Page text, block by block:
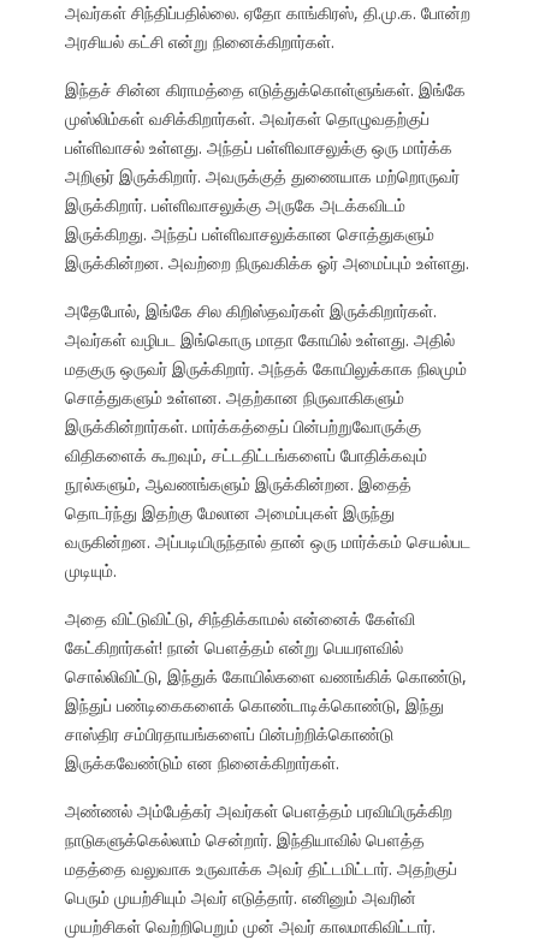
அவர்கள் சிந்திப்பதில்லை. ஏதோ காங்கிரஸ், தி.மு.க. போன்ற
அரசியல் கட்சி என்று நினைக்கிறார்கள்.
இந்தச் சின்ன கிராமத்தை எடுத்துக்கொள்ளுங்கள். இங்கே
முஸ்லிம்கள் வசிக்கிறார்கள். அவர்கள் தொழுவதற்குப்
பள்ளிவாசல் உள்ளது. அந்தப் பள்ளிவாசலுக்கு ஒரு மார்க்க
அறிஞர் இருக்கிறார். அவருக்குத் துணையாக மற்றொருவர்
இருக்கிறார். பள்ளிவாசலுக்கு அருகே அடக்கவிடம்
இருக்கிறது. அந்தப் பள்ளிவாசலுக்கான சொத்துகளும்
இருக்கின்றன. அவற்றை நிருவகிக்க ஓர் அமைப்பும் உள்ளது.
அதேபோல், இங்கே சில கிறிஸ்தவர்கள் இருக்கிறார்கள்.
அவர்கள் வழிபட இங்கொரு மாதா கோயில் உள்ளது. அதில்
மதகுரு ஒருவர் இருக்கிறார். அந்தக் கோயிலுக்காக நிலமும்
சொத்துகளும் உள்ளன. அதற்கான நிருவாகிகளும்
இருக்கின்றார்கள். மார்க்கத்தைப் பின்பற்றுவோருக்கு
விதிகளைக் கூறவும், சட்டதிட்டங்களைப் போதிக்கவும்
நூல்களும், ஆவணங்களும் இருக்கின்றன. இதைத்
தொடர்ந்து இதற்கு மேலான அமைப்புகள் இருந்து
வருகின்றன. அப்படியிருந்தால் தான் ஒரு மார்க்கம் செயல்பட
முடியும்.
அதை விட்டுவிட்டு, சிந்திக்காமல் என்னைக் கேள்வி
கேட்கிறார்கள்! நான் பௌத்தம் என்று பெயரளவில்
சொல்லிவிட்டு, இந்துக் கோயில்களை வணங்கிக் கொண்டு,
இந்துப் பண்டிகைகளைக் கொண்டாடிக்கொண்டு, இந்து
சாஸ்திர சம்பிரதாயங்களைப் பின்பற்றிக்கொண்டு
இருக்கவேண்டும் என நினைக்கிறார்கள்.
அண்ணல் அம்பேத்கர் அவர்கள் பௌத்தம் பரவியிருக்கிற
நாடுகளுக்கெல்லாம் சென்றார். இந்தியாவில் பௌத்த
மதத்தை வலுவாக உருவாக்க அவர் திட்டமிட்டார். அதற்குப்
பெரும் முயற்சியும் அவர் எடுத்தார். எனினும் அவரின்
முயற்சிகள் வெற்றிபெறும் முன் அவர் காலமாகிவிட்டார்.